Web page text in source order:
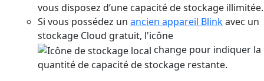
vous disposez d’une capacité de stockage illimitée.
Si vous possédez un ancien appareil Blinkavec un
stockage Cloud gratuit, l'icône
change pour indiquer la
quantité de capacité de stockage restante.